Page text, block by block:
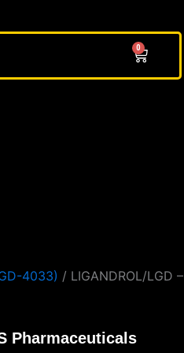
0
Cart
4033) / LIGANDROL/LGD –
Pharmaceuticals